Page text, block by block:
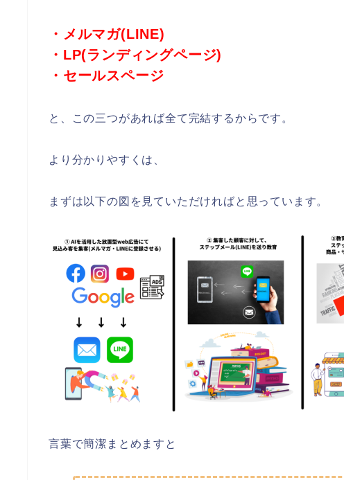
・メルマガ(LINE)
・LP(ランディングページ)
・セールスページ
と、この三つがあれば全て完結するからです。
より分かりやすくは、
まずは以下の図を見ていただければと思っています。
言葉で簡潔まとめますと